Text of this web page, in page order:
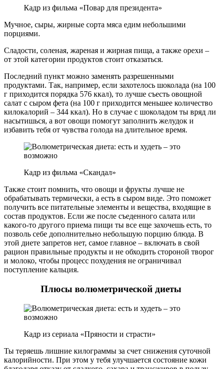
Кадр из фильма «Повар для президента»
Мучное, сыры, жирные сорта мяса едим небольшими
порциями.
Сладости, соленая, жареная и жирная пища, а также орехи –
от этой категории продуктов стоит отказаться.
Последний пункт можно заменять разрешенными
продуктами. Так, например, если захотелось шоколада (на 100
г приходится порядка 576 ккал), то лучше съесть овощной
салат с сыром фета (на 100 г приходится меньшее количество
килокалорий – 344 ккал). Но в случае с шоколадом ты вряд ли
насытишься, а вот овощи помогут заполнить желудок и
избавить тебя от чувства голода на длительное время.
Кадр из фильма «Скандал»
Также стоит помнить, что овощи и фрукты лучше не
обрабатывать термически, а есть в сыром виде. Это поможет
получить все питательные элементы и вещества, входящие в
состав продуктов. Если же после съеденного салата или
какого-то другого приема пищи ты все еще захочешь есть, то
позволь себе дополнительно небольшую порцию блюда. В
этой диете запретов нет, самое главное – включать в свой
рацион правильные продукты и не обходить стороной творог
и молоко, чтобы процесс похудения не ограничивал
поступление кальция.
Плюсы волюметрической диеты
Кадр из сериала «Пряности и страсти»
Ты теряешь лишние килограммы за счет снижения суточной
калорийности. При этом у тебя улучшается состояние кожи